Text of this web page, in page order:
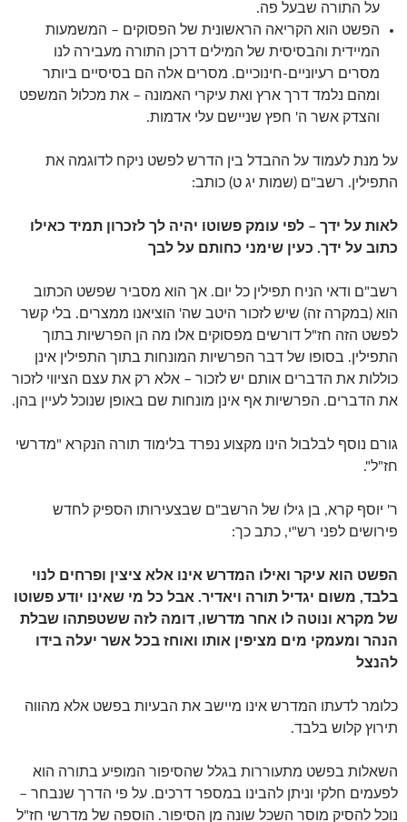
על התורה שבעל פה.
הפשט הוא הקריאה הראשונית של הפסוקים – המשמעות
המיידית והבסיסית של המילים דרכן התורה מעבירה לנו
מסרים רעיוניים-חינוכיים. מסרים אלה הם בסיסיים ביותר
ומהם נלמד דרך ארץ ואת עיקרי האמונה – את מכלול המשפט
והצדק אשר ה' חפץ שניישם עלי אדמות.
על מנת לעמוד על ההבדל בין הדרש לפשט ניקח לדוגמה את
התפילין. רשב"ם (שמות יג ט) כותב:
לאות על ידך – לפי עומק פשוטו יהיה לך לזכרון תמיד כאילו
כתוב על ידך. כעין שימני כחותם על לבך
רשב"ם ודאי הניח תפילין כל יום. אך הוא מסביר שפשט הכתוב
הוא (במקרה זה) שיש לזכור היטב שה' הוציאנו ממצרים. בלי קשר
לפשט הזה חז"ל דורשים מפסוקים אלו מה הן הפרשיות בתוך
התפילין. בסופו של דבר הפרשיות המונחות בתוך התפילין אינן
כוללות את הדברים אותם יש לזכור – אלא רק את עצם הציווי לזכור
את הדברים. הפרשיות אף אינן מונחות שם באופן שנוכל לעיין בהן.
גורם נוסף לבלבול הינו מקצוע נפרד בלימוד תורה הנקרא "מדרשי
חז"ל".
ר' יוסף קרא, בן גילו של הרשב"ם שבצעירותו הספיק לחדש
פירושים לפני רש"י, כתב כך:
הפשט הוא עיקר ואילו המדרש אינו אלא ציצין ופרחים לנוי
בלבד, משום יגדיל תורה ויאדיר. אבל כל מי שאינו יודע פשוטו
של מקרא ונוטה לו אחר מדרשו, דומה לזה ששטפתהו שבלת
הנהר ומעמקי מים מציפין אותו ואוחז בכל אשר יעלה בידו
להנצל
כלומר לדעתו המדרש אינו מיישב את הבעיות בפשט אלא מהווה
תירוץ קלוש בלבד.
השאלות בפשט מתעוררות בגלל שהסיפור המופיע בתורה הוא
לפעמים חלקי וניתן להבינו במספר דרכים. על פי הדרך שנבחר –
נוכל להסיק מוסר השכל שונה מן הסיפור. הוספה של מדרשי חז"ל